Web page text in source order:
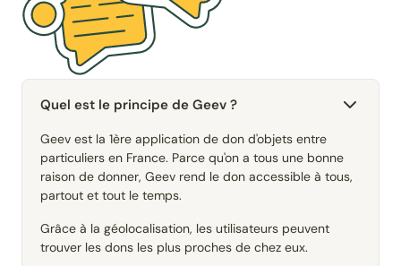
Quel est le principe de Geev ?
Geev est la 1ère application de don d'objets entre
particuliers en France. Parce qu'on a tous une bonne
raison de donner, Geev rend le don accessible à tous,
partout et tout le temps.
Grâce à la géolocalisation, les utilisateurs peuvent
trouver les dons les plus proches de chez eux.